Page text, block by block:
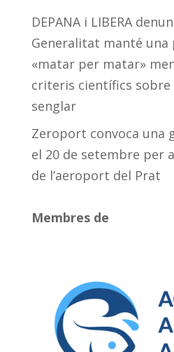
DEPANA i LIBERA
Generalitat manté una
«matar per matar»
criteris científics sobre
senglar
Zeroport convoca una
el 20 de setembre per
de l’aeroport del Prat
Membres de